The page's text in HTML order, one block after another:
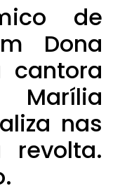
de
Dona
cantora
nas